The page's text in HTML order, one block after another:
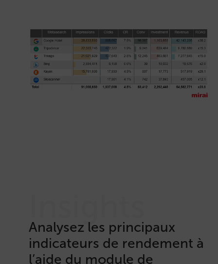
Analysez les principaux
indicateurs de rendement à
l’aide du module de